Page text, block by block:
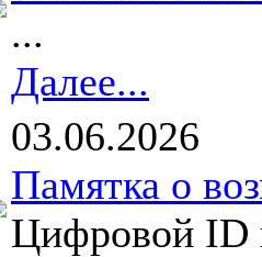
...
Далее...
03.06.2026
Памятка о
Цифровой ID